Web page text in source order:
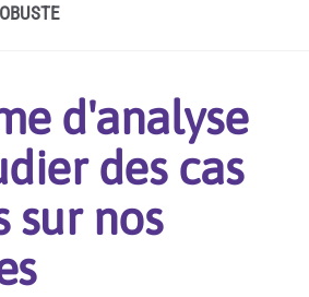
d'analyse
des cas
sur nos